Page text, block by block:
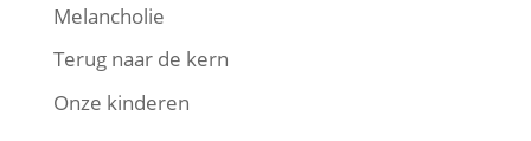
Melancholie
Terug naar de kern
Onze kinderen